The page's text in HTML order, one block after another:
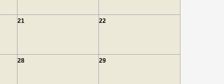
21 22
28 29